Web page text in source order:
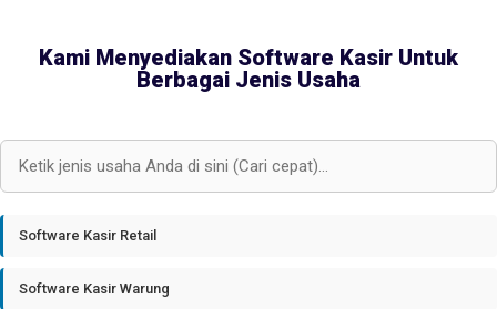
Kami Menyediakan Software Kasir Untuk
Berbagai Jenis Usaha
Software Kasir Retail
Software Kasir Warung